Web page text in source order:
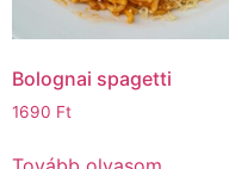
Bolognai spagetti
1690 Ft